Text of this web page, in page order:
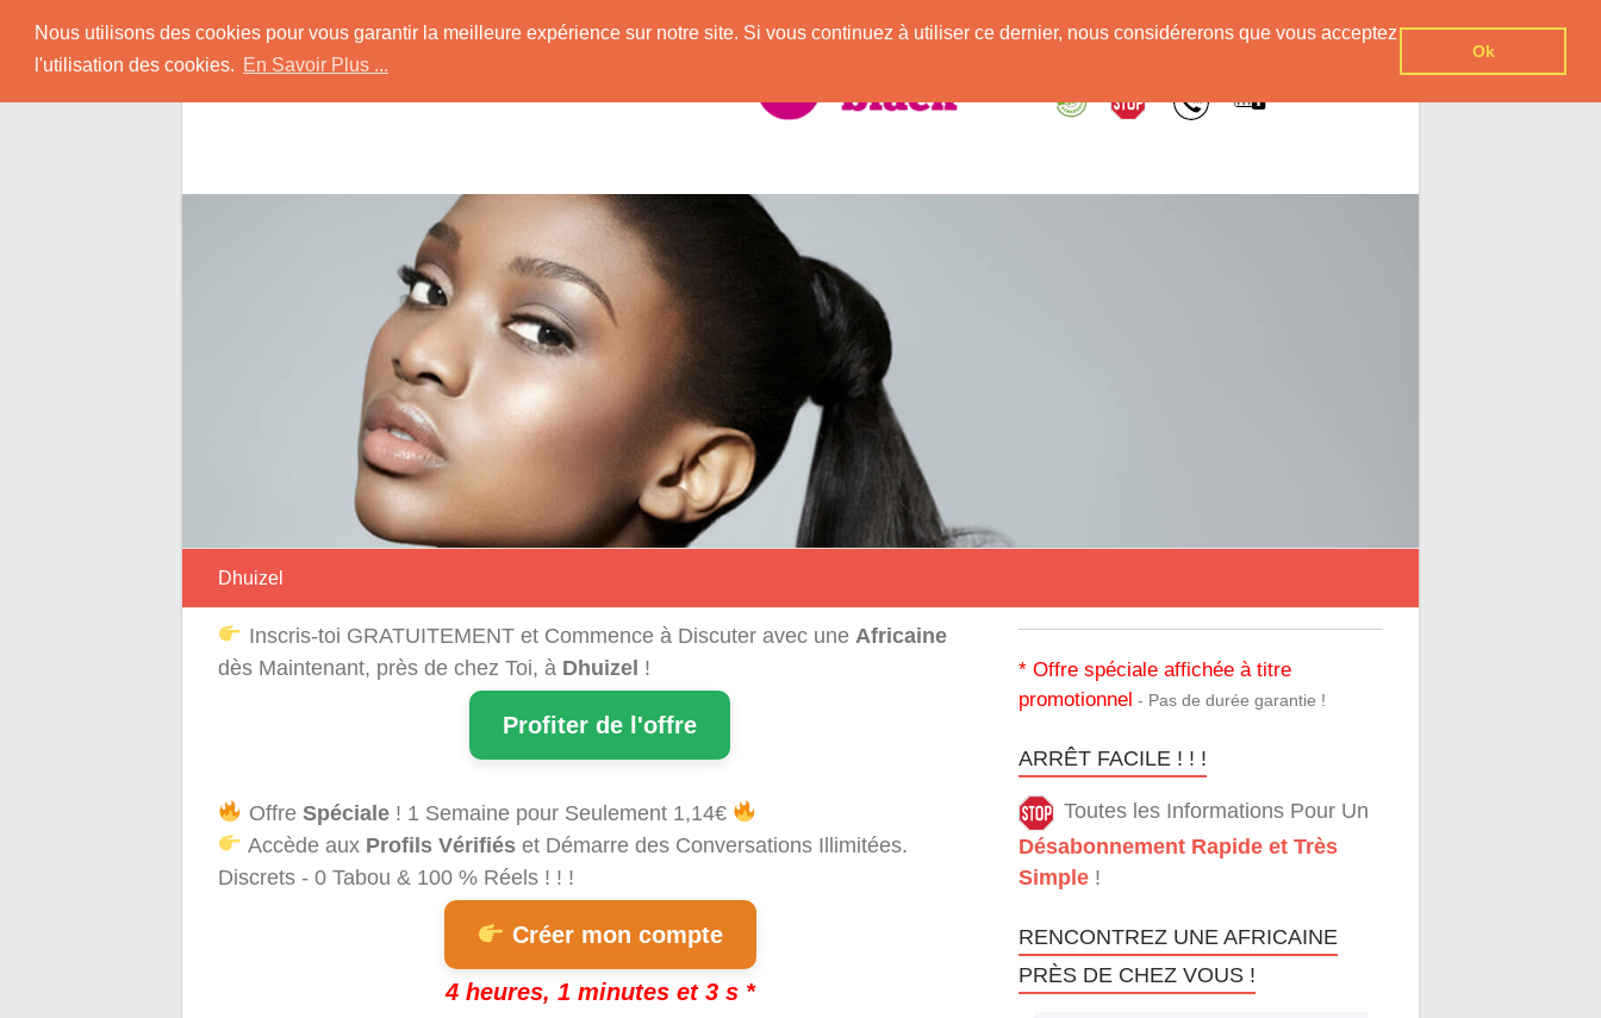
Nous utilisons des cookies pour vous garantir la meilleure expérience sur notre site. Si vous continuez à utiliser ce dernier, nous considérerons que vous acceptez
l'utilisation des cookies. En Savoir Plus ...
Ok
content
Rencontrer-Africaine
Conseils et Infos pour la Rencontre d'une Belle Africaine !
Dhuizel
Inscris-toi GRATUITEMENT et Commence à Discuter avec une Africaine
dès Maintenant, près de chez Toi, à Dhuizel !
Profiter de l'offre
Offre Spéciale! 1 Semaine pour Seulement 1,14€
Accède aux Profils Vérifiéset Démarre des Conversations Illimitées.
Discrets - 0 Tabou & 100 % Réels ! ! !
Créer mon compte
4 heures, 1 minutes et 3 s *
* Offre spéciale affichée à titre
promotionnel - Pas de durée garantie !
ARRÊT FACILE ! ! !
Toutes les Informations Pour Un
Désabonnement Rapide et Très
Simple !
RENCONTREZ UNE AFRICAINE
PRÈS DE CHEZ VOUS !